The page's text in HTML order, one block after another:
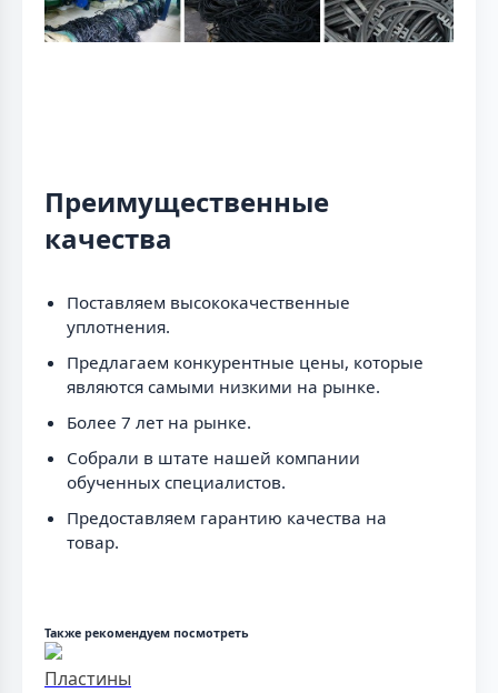
Преимущественные
качества
Поставляем высококачественные
уплотнения.
Предлагаем конкурентные цены, которые
являются самыми низкими на рынке.
Более 7 лет на рынке.
Собрали в штате нашей компании
обученных специалистов.
Предоставляем гарантию качества на
товар.
Также рекомендуем посмотреть
Пластины